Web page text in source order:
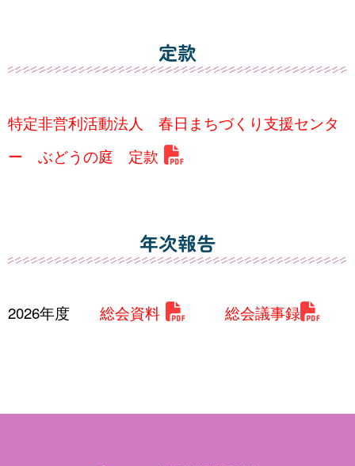
定款
特定非営利活動法人 春日まちづくり支援センタ
ー ぶどうの庭 定款
年次報告
2026年度 総会資料 総会議事録